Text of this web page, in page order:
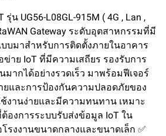
น UG56-L08GL-915M ( 4G , Lan ,
Gateway ระดับอุตสาหกรรมที่มี
บมาสำหรับการติดตั้งภายในอาคาร
ข่าย IoT ที่มีความเสถียร รองรับการ
ากได้อย่างรวดเร็ว มาพร้อมฟีเจอร์
และการป้องกันความปลอดภัยของ
งานง่ายและมีความทนทาน เหมาะ
องการระบบรับส่งข้อมูล IoT ใน
รงงานขนาดกลางและขนาดเล็ก ✅